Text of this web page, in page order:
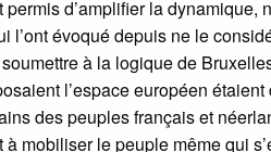
d’amplifier la dynamique,
l’ont évoqué depuis ne le
à la logique de
l’espace européen étaient
des peuples français et
mobiliser le peuple même qui